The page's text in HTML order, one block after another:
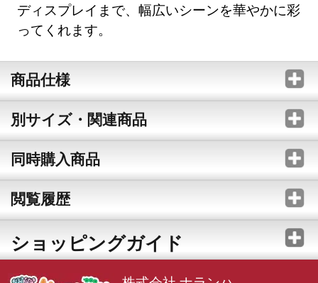
ディスプレイまで、幅広いシーンを華やかに彩
ってくれます。
商品仕様
別サイズ・関連商品
同時購入商品
閲覧履歴
ショッピングガイド